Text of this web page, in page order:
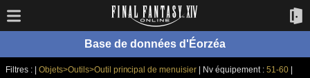
Base de données d'Éorzéa
Filtres : | Objets>Outils>Outil principal de menuisier | Nv équipement : 51-60|